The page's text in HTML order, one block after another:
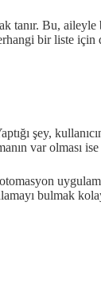
tanır. Bu,
bir liste için
şey,
var olması ise
bulmak